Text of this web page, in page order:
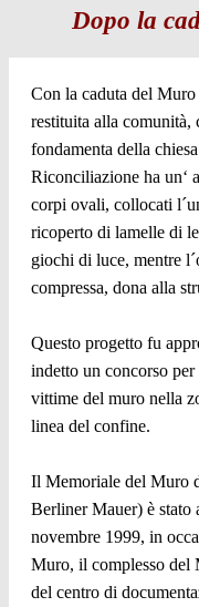
Dopo la
Con la caduta del Muro
restituita alla comunità,
fondamenta della
Riconciliazione ha un‘
corpi ovali, collocati
ricoperto di lamelle di
giochi di luce, mentre
compressa, dona alla
Questo progetto fu
indetto un concorso
vittime del muro nella
linea del confine.
Il Memoriale del Muro
Berliner Mauer) è
novembre 1999, in
Muro, il complesso del
del centro di